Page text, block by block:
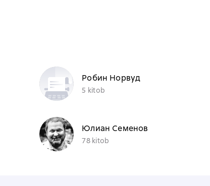
Робин Норвуд
5 kitob
Юлиан Семенов
78 kitob